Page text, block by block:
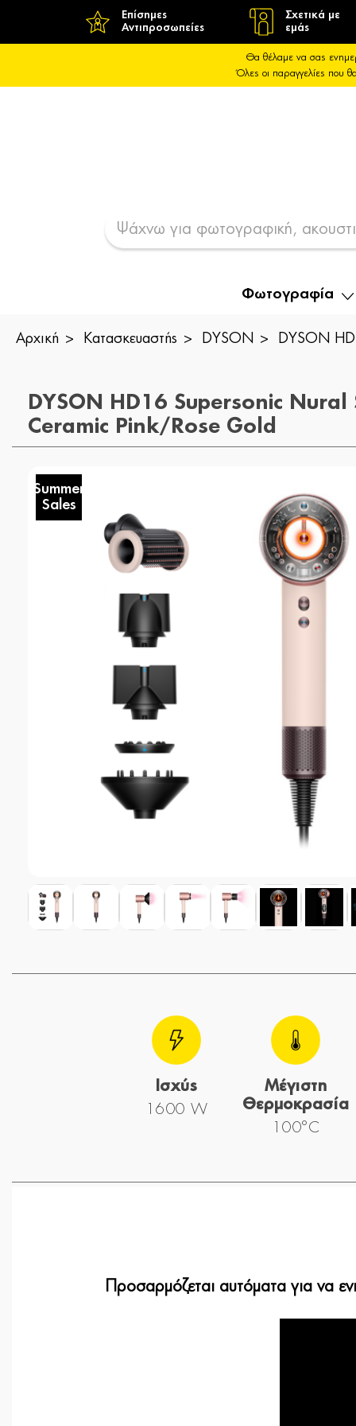
Επίσημες
Αντιπροσωπείες
Σχετικά με
εμάς
Θα θέλαμε να σας
Όλες οι παραγγελίες
Φωτογραφία
Αρχική Κατασκευαστής DYSON DYSON
DYSON HD16 Supersonic
Ceramic Pink/Rose Gold
Summer
Sales
Ισχύς
1600 W
Μέγιστη
Θερμοκρασία
100°C
Προσαρμόζεται αυτόματα για να